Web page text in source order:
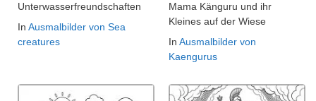
Unterwasserfreundschaften
In Ausmalbilder von Sea
creatures
Mama Känguru und ihr
Kleines auf der Wiese
In Ausmalbilder von
Kaengurus